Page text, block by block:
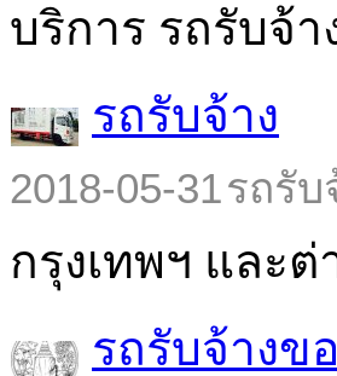
บริการ รถรับจ้
รถรับจ้าง
2018-05-31รถรับ
กรุงเทพฯ และต่
รถรับจ้างข